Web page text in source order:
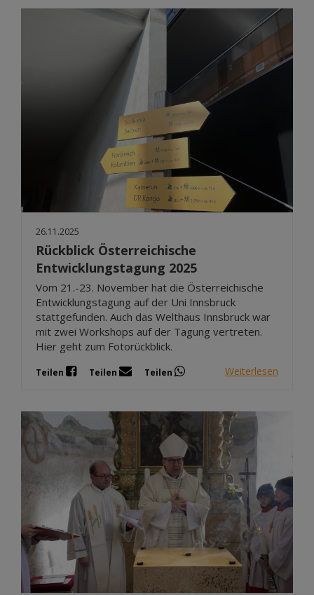
26.11.2025
Rückblick Österreichische
Entwicklungstagung 2025
Vom 21.-23. November hat die Österreichische
Entwicklungstagung auf der Uni Innsbruck
stattgefunden. Auch das Welthaus Innsbruck war
mit zwei Workshops auf der Tagung vertreten.
Hier geht zum Fotorückblick.
Teilen Teilen Teilen Weiterlesen